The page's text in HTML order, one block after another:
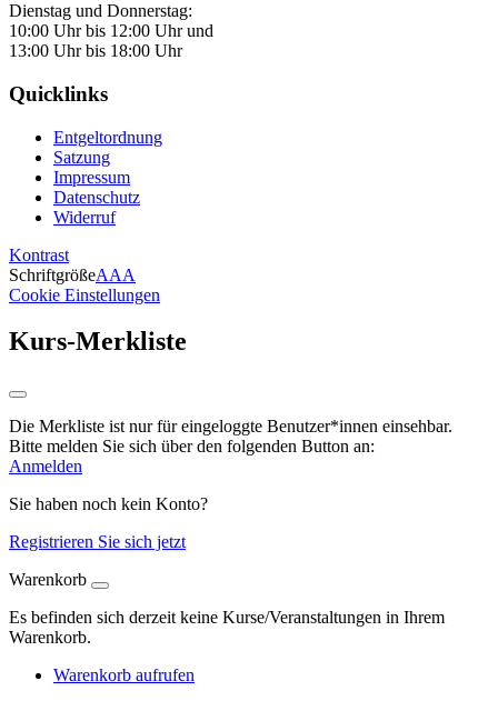
Dienstag und Donnerstag:
10:00 Uhr bis 12:00 Uhr und
13:00 Uhr bis 18:00 Uhr
Quicklinks
Entgeltordnung
Satzung
Impressum
Datenschutz
Widerruf
Kontrast
SchriftgrößeAAA
Cookie Einstellungen
Kurs-Merkliste
Die Merkliste ist nur für eingeloggte Benutzer*innen einsehbar.
Bitte melden Sie sich über den folgenden Button an:
Anmelden
Sie haben noch kein Konto?
Registrieren Sie sich jetzt
Warenkorb
Es befinden sich derzeit keine Kurse/Veranstaltungen in Ihrem
Warenkorb.
Warenkorb aufrufen